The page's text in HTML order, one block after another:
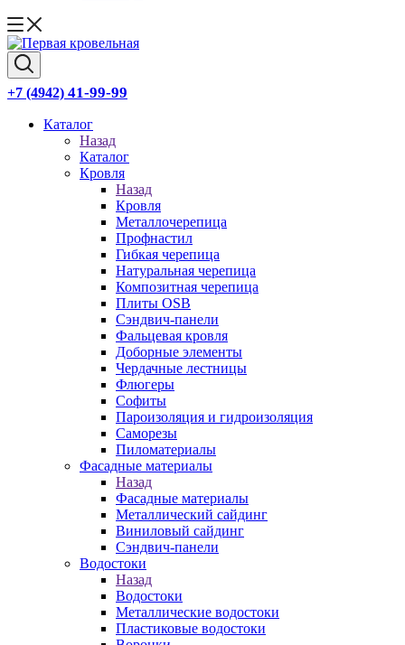
+7 (4942) 41-99-99
Каталог
Назад
Каталог
Кровля
Назад
Кровля
Металлочерепица
Профнастил
Гибкая черепица
Натуральная черепица
Композитная черепица
Плиты OSB
Сэндвич-панели
Фальцевая кровля
Доборные элементы
Чердачные лестницы
Флюгеры
Софиты
Пароизоляция и гидроизоляция
Саморезы
Пиломатериалы
Фасадные материалы
Назад
Фасадные материалы
Металлический сайдинг
Виниловый сайдинг
Сэндвич-панели
Водостоки
Назад
Водостоки
Металлические водостоки
Пластиковые водостоки